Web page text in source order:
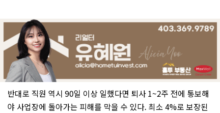
반대로 직원 역시 90일 이상 일했다면 퇴사 1~2주 전에 통보해
야 사업장에 돌아가는 피해를 막을 수 있다. 최소 4%로 보장된